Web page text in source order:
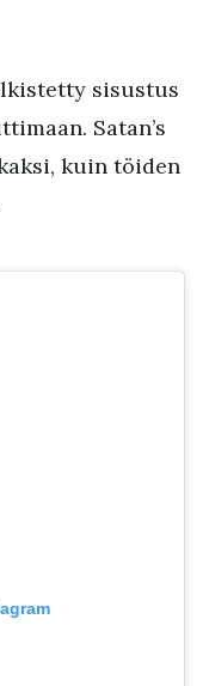
sisustus
Satan’s
kuin töiden